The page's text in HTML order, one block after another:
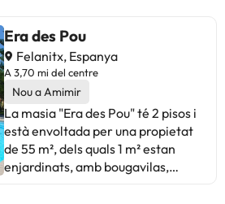
Era des Pou
Felanitx, Espanya
A 3,70 mi del centre
Nou a Amimir
La masia "Era des Pou" té 2 pisos i
està envoltada per una propietat
de 55 m², dels quals 1 m² estan
enjardinats, amb bougavilas,